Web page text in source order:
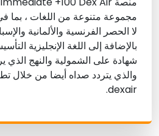
مجموعة متنوعة من اللغات ، بما
لا الحصر الفرنسية والألمانية
بالإضافة إلى اللغة الإنجليزية
شهادة على الشمولية والنهج الذي
dexair.